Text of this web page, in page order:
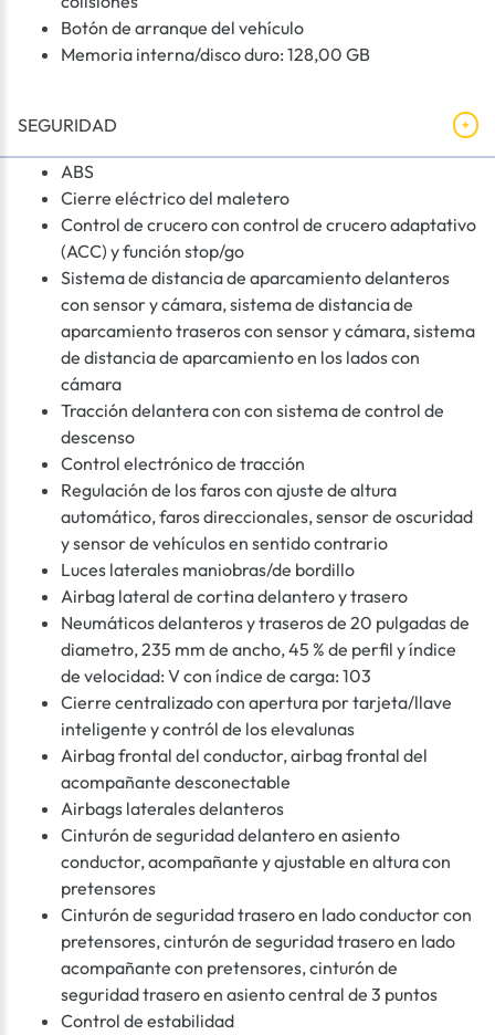
Botón de arranque del vehículo
Memoria interna/disco duro: 128,00 GB
SEGURIDAD
ABS
Cierre eléctrico del maletero
Control de crucero con control de crucero adaptativo
(ACC) y función stop/go
Sistema de distancia de aparcamiento delanteros
con sensor y cámara, sistema de distancia de
aparcamiento traseros con sensor y cámara, sistema
de distancia de aparcamiento en los lados con
cámara
Tracción delantera con con sistema de control de
descenso
Control electrónico de tracción
Regulación de los faros con ajuste de altura
automático, faros direccionales, sensor de oscuridad
y sensor de vehículos en sentido contrario
Luces laterales maniobras/de bordillo
Airbag lateral de cortina delantero y trasero
Neumáticos delanteros y traseros de 20 pulgadas de
diametro, 235 mm de ancho, 45 % de perfil y índice
de velocidad: V con índice de carga: 103
Cierre centralizado con apertura por tarjeta/llave
inteligente y contról de los elevalunas
Airbag frontal del conductor, airbag frontal del
acompañante desconectable
Airbags laterales delanteros
Cinturón de seguridad delantero en asiento
conductor, acompañante y ajustable en altura con
pretensores
Cinturón de seguridad trasero en lado conductor con
pretensores, cinturón de seguridad trasero en lado
acompañante con pretensores, cinturón de
seguridad trasero en asiento central de 3 puntos
Control de estabilidad